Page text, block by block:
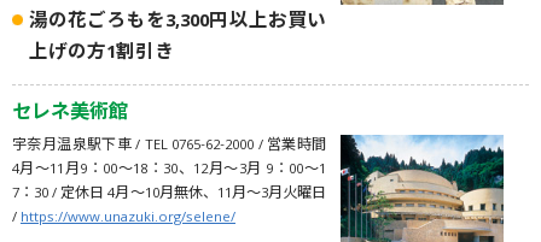
湯の花ごろもを3,300円以上お買い
上げの方1割引き
セレネ美術館
宇奈月温泉駅下車 / TEL 0765-62-2000 / 営業時間
4月〜11月9：00～18：30、12月〜3月 9：00～1
7：30 / 定休日 4月〜10月無休、11月〜3月火曜日
/https://www.unazuki.org/selene/